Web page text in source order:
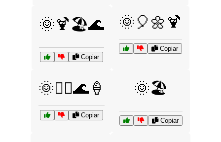
🌞🍹🏖️🌊
Copiar
🌞🎈🌼🍹
Copiar
🌞🏄‍♀️🌊🍦
Copiar
🌞🏖️
Copiar